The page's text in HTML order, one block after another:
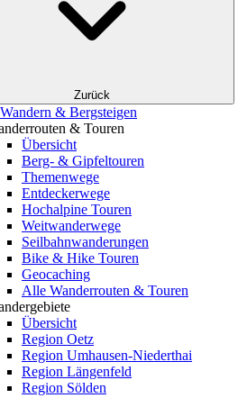
Zurück
& Bergsteigen
& Touren
Übersicht
Berg- & Gipfeltouren
Themenwege
Entdeckerwege
Hochalpine Touren
Weitwanderwege
Seilbahnwanderungen
Bike & Hike Touren
Geocaching
Alle Wanderrouten & Touren
Übersicht
Region Oetz
Region Umhausen-Niederthai
Region Längenfeld
Region Sölden